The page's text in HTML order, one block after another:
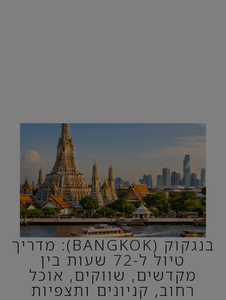
בנגקוק (BANGKOK): מדריך
טיול ל-72 שעות בין
מקדשים, שווקים, אוכל
רחוב, קניונים ותצפיות